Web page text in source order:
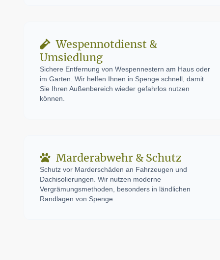
Wespennotdienst &
Umsiedlung
Sichere Entfernung von Wespennestern am Haus oder
im Garten. Wir helfen Ihnen in Spenge schnell, damit
Sie Ihren Außenbereich wieder gefahrlos nutzen
können.
Marderabwehr & Schutz
Schutz vor Marderschäden an Fahrzeugen und
Dachisolierungen. Wir nutzen moderne
Vergrämungsmethoden, besonders in ländlichen
Randlagen von Spenge.